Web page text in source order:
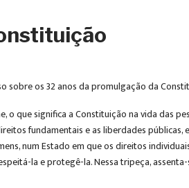
sobre os 32 anos da promulgação da
o que significa a Constituição na vida das
fundamentais e as liberdades
num Estado em que os direitos
la e protegê-la. Nessa tripeça,